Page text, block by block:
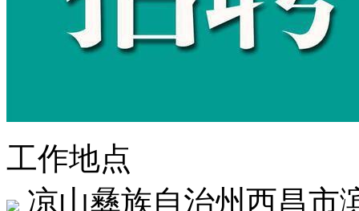
工作地点
凉山彝族自治州西昌市